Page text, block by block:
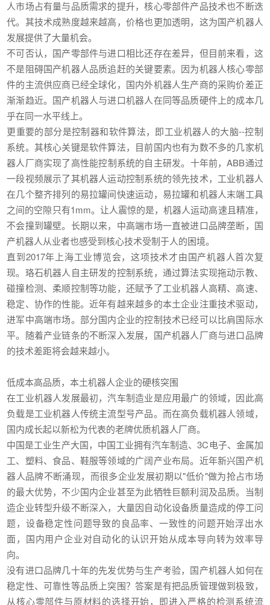
人市场占有量与品质需求的提升，核心零部件产品技术也不断迭
代。其技术成熟度越来越高，价格也更加透明，这为国产机器人
发展提供了大量机会。
不可否认，国产零部件与进口相比还存在差异，但目前来看，这
不是阻碍国产机器人品质追赶的关键要素。因为机器人核心零部
件的主流供应商已经全球化，国内外机器人生产商的采购价差正
渐渐趋近。国产机器人与进口机器人在同等品质硬件上的成本几
乎在同一水平线上。
更重要的部分是控制器和软件算法，即工业机器人的大脑--控制
系统。其核心关键是软件算法，目前国内也有为数不多的几家机
器人厂商实现了高性能控制系统的自主研发。十年前，ABB通过
一段视频展示了其机器人运动控制系统的领先技术，工业机器人
在几个整齐排列的易拉罐间快速运动，易拉罐和机器人末端工具
之间的空隙只有1mm。让人震惊的是，机器人运动高速且精准，
不会撞到罐壁。长期以来，中高端市场一直被进口品牌垄断，国
产机器人从业者也感受到核心技术受制于人的困境。
直到2017年上海工业博览会，这项技术才由国产机器人首次复
现。珞石机器人自主研发的控制系统，通过算法实现拖动示教、
碰撞检测、柔顺控制等功能，还赋予了工业机器人高精、高速、
稳定、协作的性能。近年有越来越多的本土企业注重技术驱动，
进军中高端市场。部分国内企业的控制技术已经可以比肩国际水
平。随着产业链条的不断深入发展，国产机器人厂商与进口品牌
的技术差距将会越来越小。
低成本高品质，本土机器人企业的硬核突围
在工业机器人发展最初，汽车制造业是应用最广的领域，因此高
负载是工业机器人传统主流型号产品。而在高负载机器人领域，
国内成长起以新松为代表的老牌优质机器人厂商。
中国是工业生产大国，中国工业拥有汽车制造、3C电子、金属加
工、塑料、食品、鞋服等领域的广阔产业布局。近年新兴国产机
器人品牌不断涌现，而很多企业发展初期以"低价"做为抢占市场
的最大优势，不少国内企业甚至为此牺牲巨额利润及品质。当制
造企业转型升级不断深入，大量因自动化设备质量造成的停工问
题，设备稳定性问题导致的良品率、一致性的问题开始浮出水
面，国内用户企业对自动化的认识开始从成本导向转为效率导
向。
没有进口品牌几十年的先发优势与生产考验，国产机器人如何在
稳定性、可靠性等品质上突围？答案是有把品质管理做到极致，
从核心零部件与原材料的选择开始，即进入严格的检测系统流